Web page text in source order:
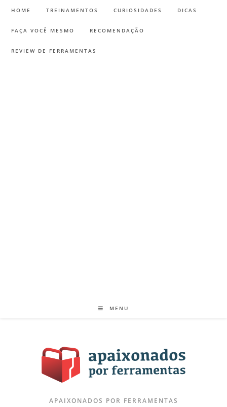
HOME TREINAMENTOS CURIOSIDADES DICAS
FAÇA VOCÊ MESMO RECOMENDAÇÃO
REVIEW DE FERRAMENTAS
MENU
APAIXONADOS POR FERRAMENTAS